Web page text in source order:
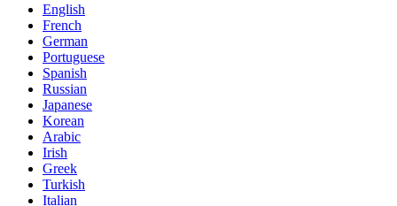
English
French
German
Portuguese
Spanish
Russian
Japanese
Korean
Arabic
Irish
Greek
Turkish
Italian